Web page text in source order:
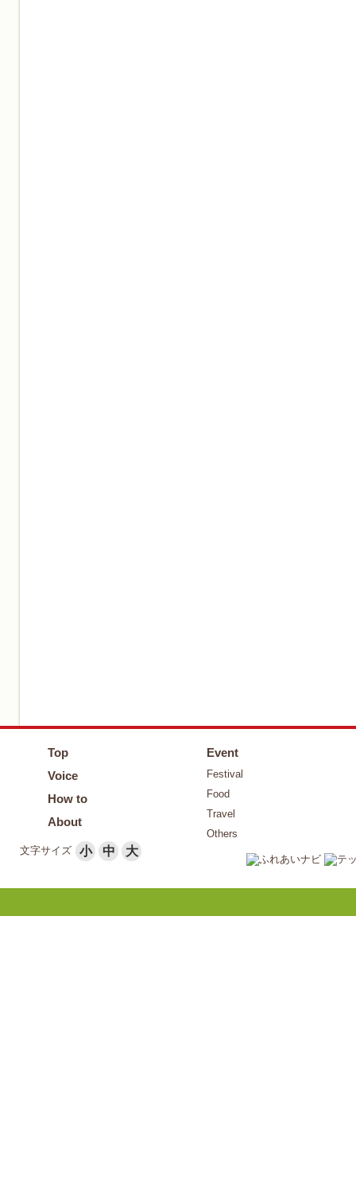
Top
Voice
How to
About
Event
Festival
Food
Travel
Others
文字サイズ
小 中 大